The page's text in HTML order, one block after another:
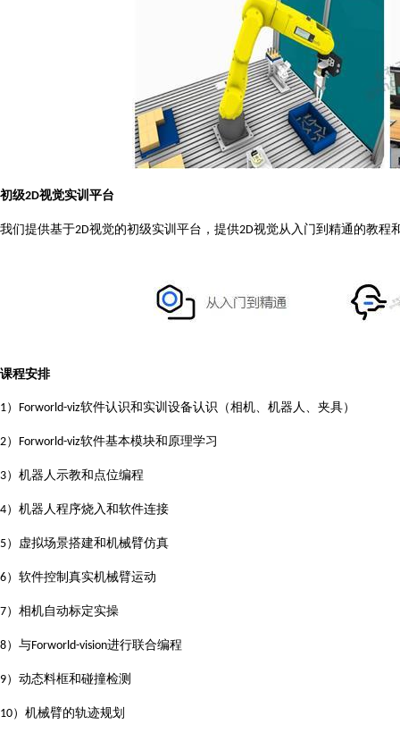
初级2D视觉实训平台
我们提供基于2D视觉的初级实训平台，提供2D视觉从入门到精通的教程
课程安排
1） Forworld-viz软件认识和实训设备认识（相机、机器人、夹具）
2） Forworld-viz软件基本模块和原理学习
3）机器人示教和点位编程
4）机器人程序烧入和软件连接
5）虚拟场景搭建和机械臂仿真
6）软件控制真实机械臂运动
7）相机自动标定实操
8）与Forworld-vision进行联合编程
9）动态料框和碰撞检测
10）机械臂的轨迹规划